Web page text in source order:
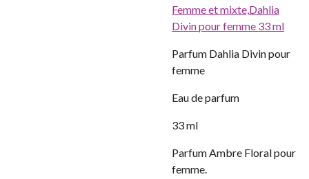
Femme et mixte,Dahlia
Divin pour femme 33 ml
Parfum Dahlia Divin pour
femme
Eau de parfum
33 ml
Parfum Ambre Floral pour
femme.